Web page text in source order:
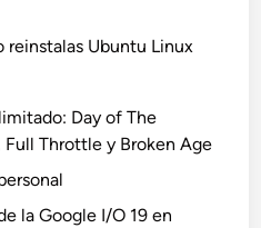
reinstalas Ubuntu Linux
Day of The
Throttle y Broken Age
la Google I/O 19 en